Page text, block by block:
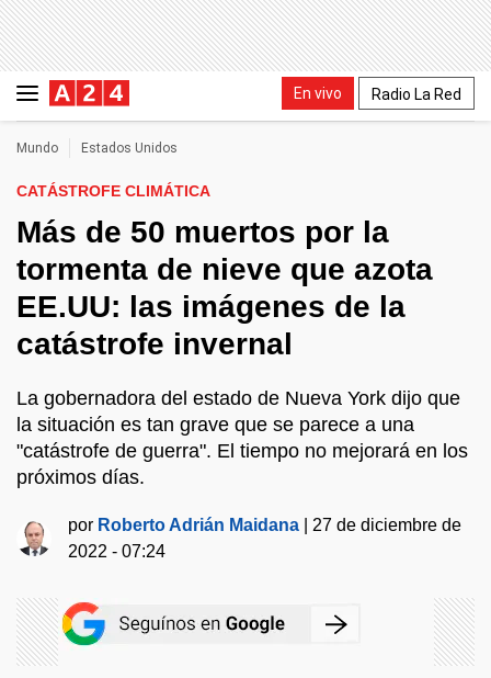
En vivo Radio La Red
Mundo Estados Unidos
CATÁSTROFE CLIMÁTICA
Más de 50 muertos por la
tormenta de nieve que azota
EE.UU: las imágenes de la
catástrofe invernal
La gobernadora del estado de Nueva York dijo que
la situación es tan grave que se parece a una
"catástrofe de guerra". El tiempo no mejorará en los
próximos días.
por Roberto Adrián Maidana
27 de diciembre de
2022 - 07:24